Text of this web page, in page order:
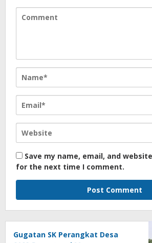
Save my name, email, and
for the next time I comment.
Gugatan SK Perangkat Desa